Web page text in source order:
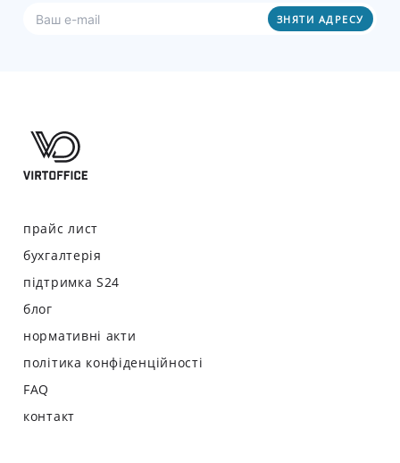
прайс лист
бухгалтерія
підтримка S24
блог
нормативні акти
політика конфіденційності
FAQ
контакт